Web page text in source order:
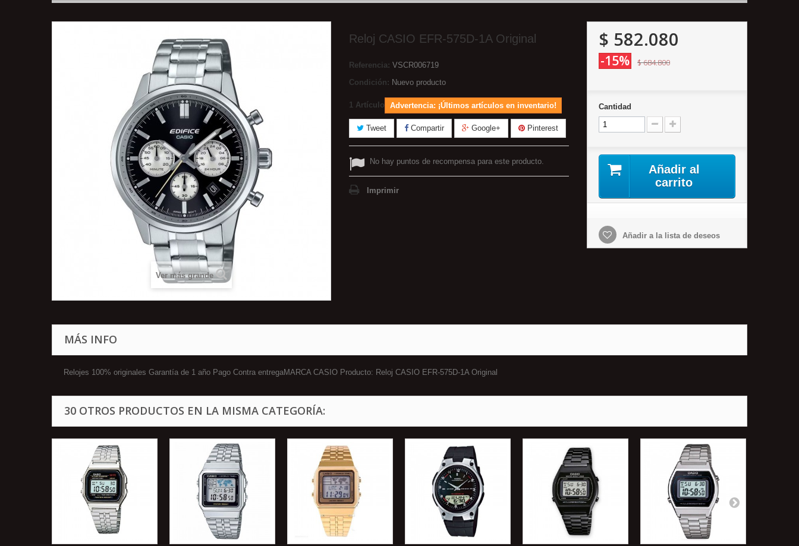
Ver más grande
Reloj CASIO EFR-575D-1A Original
Referencia: VSCR006719
Condición: Nuevo producto
1 Artículo Advertencia: ¡Últimos artículos en inventario!
Tweet Compartir Google+ Pinterest
No hay puntos de recompensa para este producto.
Imprimir
$ 582.080
-15% $ 684.800
Cantidad
Añadir al
carrito
Añadir a la lista de deseos
MÁS INFO
Relojes 100% originales Garantía de 1 año Pago Contra entregaMARCA CASIO Producto: Reloj CASIO EFR-575D-1A Original
30 OTROS PRODUCTOS EN LA MISMA CATEGORÍA: